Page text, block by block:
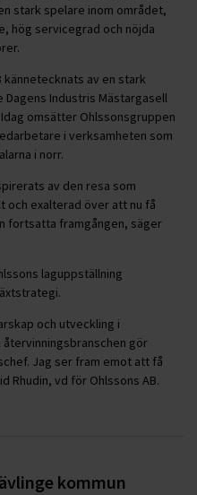
stark spelare inom området,
hög servicegrad och nöjda
kännetecknats av en stark
Industris Mästargasell
omsätter Ohlssonsgruppen
i verksamheten som
i norr.
av den resa som
och exalterad över att nu få
fortsatta framgången, säger
laguppställning
och utveckling i
gör
Jag ser fram emot att få
Rhudin, vd för Ohlssons AB.
kommun